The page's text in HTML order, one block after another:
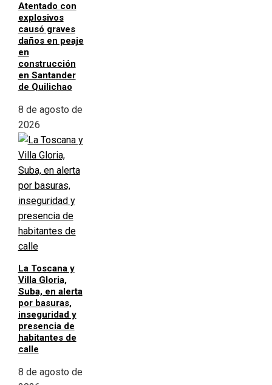
Atentado con
explosivos
causó graves
daños en peaje
en
construcción
en Santander
de Quilichao
8 de agosto de
2026
La Toscana y
Villa Gloria,
Suba, en alerta
por basuras,
inseguridad y
presencia de
habitantes de
calle
8 de agosto de